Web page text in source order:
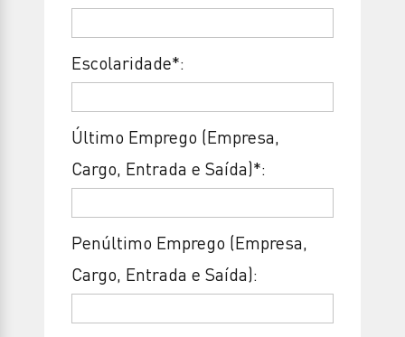
Escolaridade*:
Último Emprego (Empresa,
Cargo, Entrada e Saída)*:
Penúltimo Emprego (Empresa,
Cargo, Entrada e Saída):